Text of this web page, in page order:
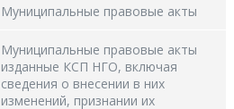
Муниципальные правовые акты
Муниципальные правовые акты
изданные КСП НГО, включая
сведения о внесении в них
изменений, признании их